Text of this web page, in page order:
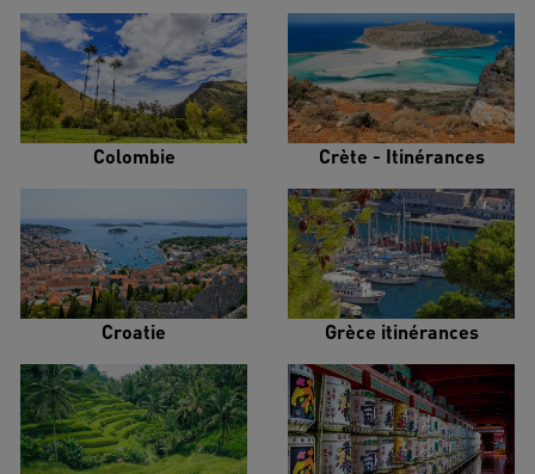
Colombie Crète - Itinérances
Croatie Grèce itinérances